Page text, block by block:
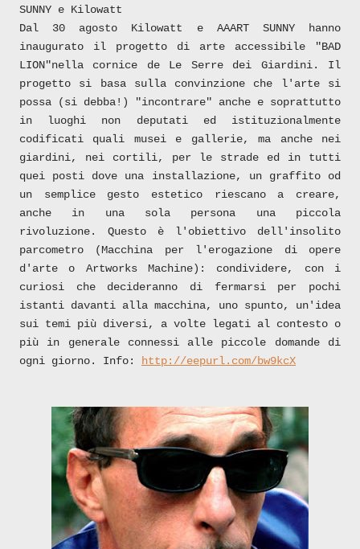
SUNNY e Kilowatt
Dal 30 agosto Kilowatt e AAART SUNNY hanno
inaugurato il progetto di arte accessibile "BAD
LION"nella cornice de Le Serre dei Giardini. Il
progetto si basa sulla convinzione che l'arte si
possa (si debba!) "incontrare" anche e soprattutto
in luoghi non deputati ed istituzionalmente
codificati quali musei e gallerie, ma anche nei
giardini, nei cortili, per le strade ed in tutti
quei posti dove una installazione, un graffito od
un semplice gesto estetico riescano a creare,
anche in una sola persona una piccola
rivoluzione. Questo è l'obiettivo dell' insolito
parcometro (Macchina per l'erogazione di opere
d'arte o Artworks Machine): condividere, con i
curiosi che decideranno di fermarsi per pochi
istanti davanti alla macchina, uno spunto, un'idea
sui temi più diversi, a volte legati al contesto o
più in generale connessi alle piccole domande di
ogni giorno. Info:
http://eepurl.com/bw9kcX